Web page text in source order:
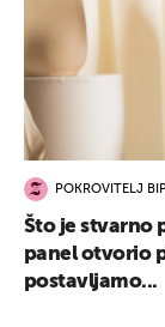
POKROVITELJ
Što je stvarno
panel otvorio
postavljamo...